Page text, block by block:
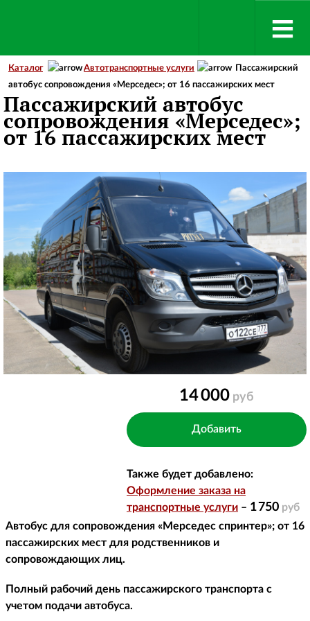
Каталог Автотранспортные услуги
Пассажирский
автобус сопровождения «Мерседес»; от 16 пассажирских мест
Пассажирский автобус
сопровождения «Мерседес»;
от 16 пассажирских мест
14 000 руб
Также будет добавлено:
Оформление заказа на
транспортные услуги – 1 750 руб
Автобус для сопровождения «Мерседес спринтер»; от 16
пассажирских мест для родственников и
сопровождающих лиц.
Полный рабочий день пассажирского транспорта с
учетом подачи автобуса.